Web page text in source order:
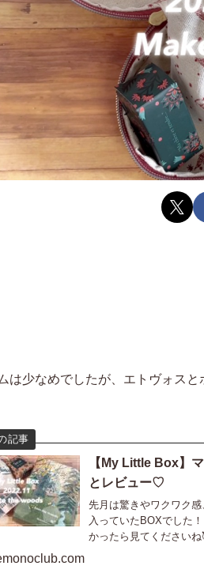
は少なめでしたが、エトヴォス
【My Little Box】
とレビュー♡
先月は驚きやワクワク
入っていたBOXでした
かったら見てください